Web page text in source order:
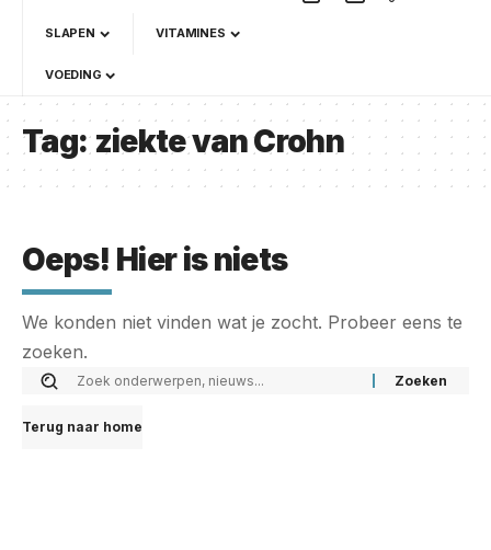
SLAPEN VITAMINES
VOEDING
Tag:ziekte van Crohn
Oeps! Hier is niets
We konden niet vinden wat je zocht. Probeer eens te
zoeken.
Terug naar home